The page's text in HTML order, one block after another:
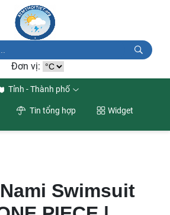
Đơn vị:
Tỉnh - Thành phố
Tin tổng hợp Widget
Swimsuit